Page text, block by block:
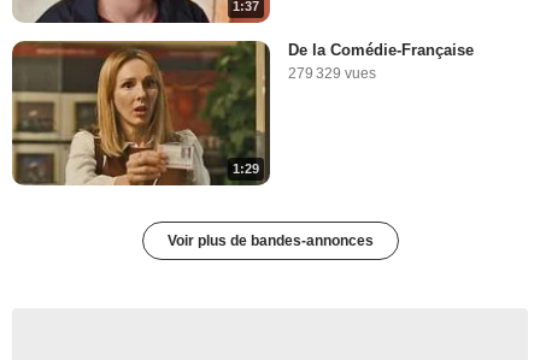
1:37
1:29
De la Comédie-Française
279 329 vues
Voir plus de bandes-annonces